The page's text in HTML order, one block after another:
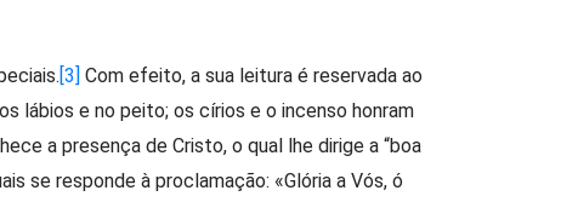
[3] Com efeito, a sua leitura é reservada ao
lábios e no peito; os círios e o incenso honram
a presença de Cristo, o qual lhe dirige a “boa
se responde à proclamação: «Glória a Vós, ó